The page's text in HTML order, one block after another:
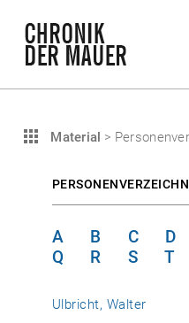
Material >
A B C D
Q
R S T
Ulbricht, Walter